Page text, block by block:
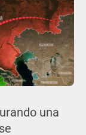
una